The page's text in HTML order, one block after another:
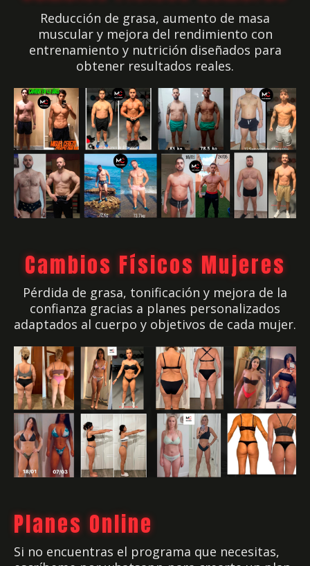
Reducción de grasa, aumento de masa
muscular y mejora del rendimiento con
entrenamiento y nutrición diseñados para
obtener resultados reales.
Cambios Físicos Mujeres
Pérdida de grasa, tonificación y mejora de la
confianza gracias a planes personalizados
adaptados al cuerpo y objetivos de cada mujer.
Planes Online
Si no encuentras el programa que necesitas,